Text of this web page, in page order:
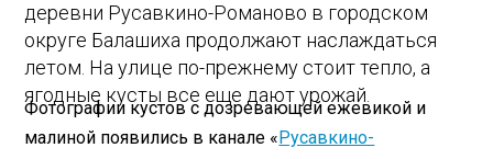
деревни Русавкино-Романово в городском
округе Балашиха продолжают наслаждаться
летом. На улице по-прежнему стоит тепло, а
ягодные кусты все еще дают урожай.
Фотографии кустов с дозревающей ежевикой и
малиной появились в канале «Русавкино-